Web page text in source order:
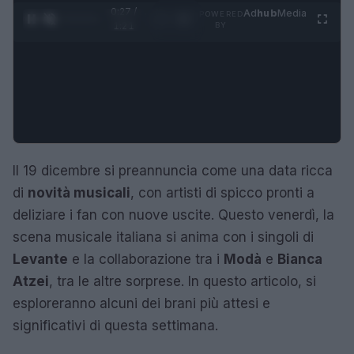
0:28 /
AdhubMedia
Il 19 dicembre si preannuncia come una data ricca
di novità musicali, con artisti di spicco pronti a
deliziare i fan con nuove uscite. Questo venerdì, la
scena musicale italiana si anima con i singoli di
Levante e la collaborazione tra i Modà e Bianca
Atzei, tra le altre sorprese. In questo articolo, si
esploreranno alcuni dei brani più attesi e
significativi di questa settimana.